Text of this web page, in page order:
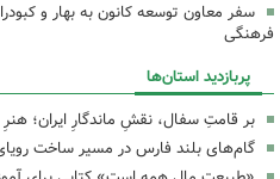
سفر معاون توسعه کانون به بهار و
فرهنگی
پربازدید استان‌ها
بر قامتِ سفال، نقشِ ماندگارِ ایران؛ هنرِ
گام‌های بلند فارس در مسیر ساخت